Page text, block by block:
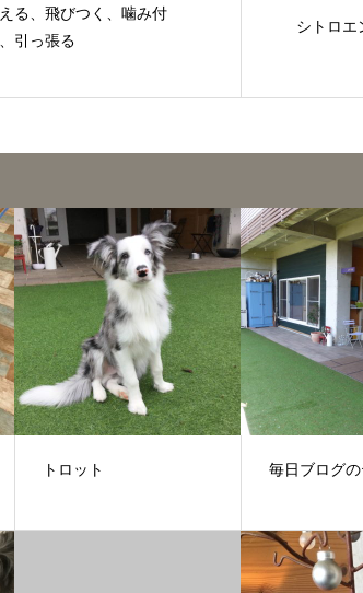
る、飛びつく、噛み付
引っ張る
シトロエ
トロット 毎日ブログ